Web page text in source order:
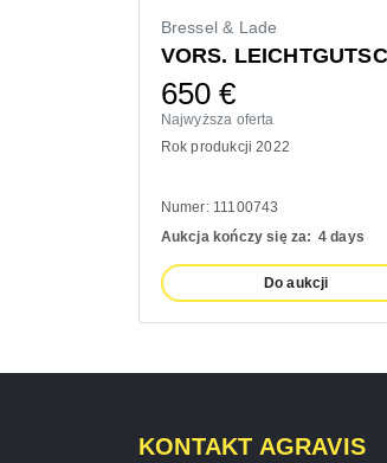
Bressel & Lade
650 €
Najwyższa oferta
Rok produkcji 2022
Numer: 11100743
Aukcja kończy się za: 4 days
Do aukcji
KONTAKT AGRAVIS